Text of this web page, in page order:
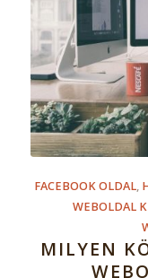
FACEBOOK OLDAL,
WEBOLDAL
MILYEN